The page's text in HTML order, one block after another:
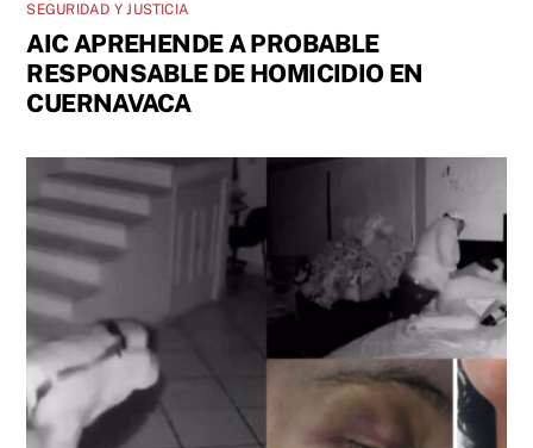
SEGURIDAD Y JUSTICIA
AIC APREHENDE A PROBABLE
RESPONSABLE DE HOMICIDIO EN
CUERNAVACA